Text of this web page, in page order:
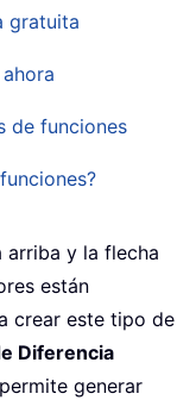
gratuita
de funciones
arriba y la flecha
están
crear este tipo de
Diferencia
generar